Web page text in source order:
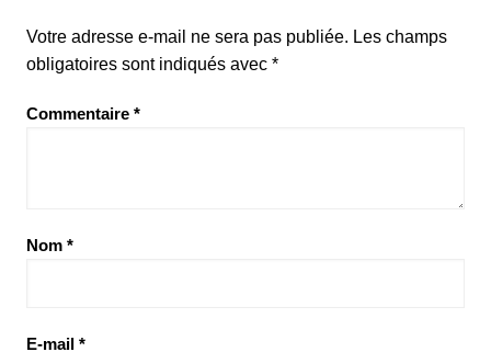
Votre adresse e-mail ne sera pas publiée. Les champs
obligatoires sont indiqués avec *
Commentaire *
Nom *
E-mail *